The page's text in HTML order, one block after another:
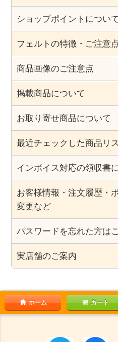
ショップポイントについて
フェルトの特徴・ご注意
商品画像のご注意点
掲載商品について
お取り寄せ商品について
最近チェックした商品リ
インボイス対応の領収書
お客様情報・注文履歴・
変更など
パスワードを忘れた方は
実店舗のご案内
ホーム カート